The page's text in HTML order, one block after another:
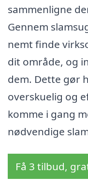
sammenligne
Gennem
nemt finde
dit område, og
dem. Dette gør
overskuelig og
komme i gang
nødvendige
Få 3 tilbud,